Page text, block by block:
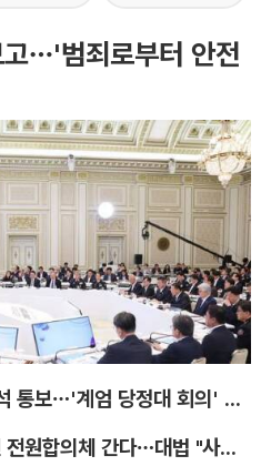
…'범죄로부터 안전
종합특검, 한동훈 의원 출석 통보…'계엄 당정대 회의' 참고인
'내란 혐의' 한덕수·이상민 전원합의체 간다…대법 "사법적 평가 필요"